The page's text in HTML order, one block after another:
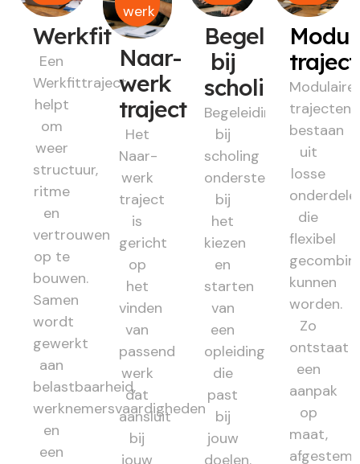
Werkfit
Een
Werkfittraject
helpt
om
weer
structuur,
ritme
en
vertrouwen
op te
bouwen.
Samen
wordt
gewerkt
aan
belastbaarheid,
werknemersvaardigheden
en
een
werk
Naar-
werk
traject
Het
Naar-
werk
traject
is
gericht
op
het
vinden
van
passend
werk
dat
aansluit
bij
jouw
Begeleiding
bij
scholing
Begeleiding
bij
scholing
ondersteunt
bij
het
kiezen
en
starten
van
een
opleiding
die
past
bij
jouw
doelen.
Modulaire
trajecten
bestaan
uit
losse
die
flexibel
kunnen
worden.
Zo
ontstaat
een
aanpak
op
maat,